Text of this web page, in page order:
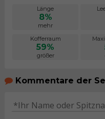
Länge
8%
mehr
Kofferraum
59%
größer
Kommentare der